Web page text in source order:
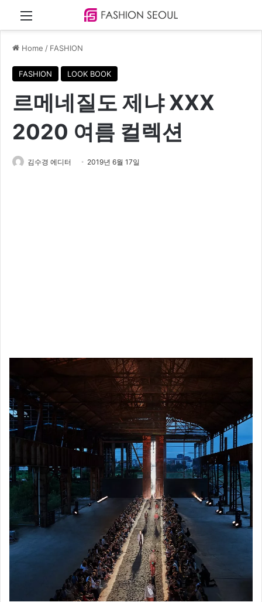
Menu
Home / FASHION
FASHION LOOK BOOK
르메네질도 제냐 XXX
2020 여름 컬렉션
김수경 에디터 2019년 6월 17일